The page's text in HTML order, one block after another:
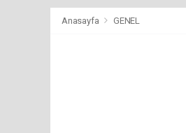
Anasayfa GENEL